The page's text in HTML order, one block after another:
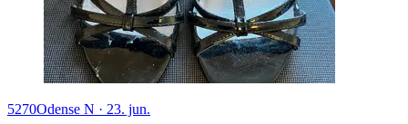
5270Odense N · 23. jun.